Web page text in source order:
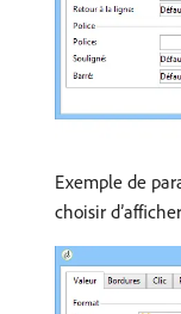
Exemple de
choisir